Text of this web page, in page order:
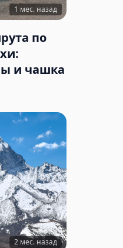
1 мес. назад
по
и чашка
2 мес. назад